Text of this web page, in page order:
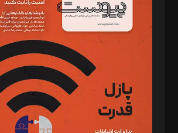
د‌بیر خدمت و تجارت: ابوالفضل رجبی
د‌بیر حقوق فناوری: حسام‌الدین ایپکچی
د‌بیر پیوست جهان: مینا پاکدل
د‌بیر تحریریه آنلاین: بابک نقاش
تحریریه‌: مجتبی محمود‌ی، آرش برهمند، یسنا
مصطفی مسجدی آرانی، ابوالفضل رجبی، زهرا فکرانه،
رستمی،مصطفی باستان
ویرایش: نگار استاد‌‌آقا